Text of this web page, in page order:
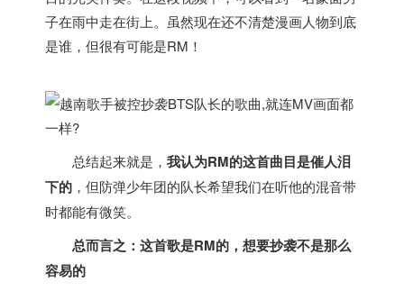
子在雨中走在街上。虽然现在还不清楚漫画人物到底
是谁，但很有可能是RM！
总结起来就是， 我认为RM的这首曲目是催人泪
下的 ，但防弹少年团的队长希望我们在听他的混音带
时都能有微笑。
总而言之：这首歌是RM的，想要抄袭不是那么
容易的